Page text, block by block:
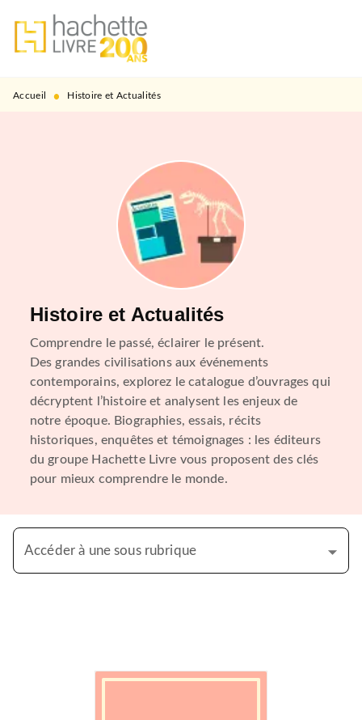
MENU RECHERCHE
PIED DE PAGE
Accueil • Histoire et Actualités
Histoire et Actualités
Comprendre le passé, éclairer le présent.
Des grandes civilisations aux événements
contemporains, explorez le catalogue d’ouvrages qui
décryptent l’histoire et analysent les enjeux de
notre époque. Biographies, essais, récits
historiques, enquêtes et témoignages : les éditeurs
du groupe Hachette Livre vous proposent des clés
pour mieux comprendre le monde.
Accéder à une sous rubrique